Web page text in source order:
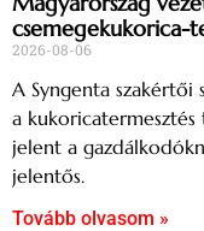
csemegekukorica-
2026-08-06
A Syngenta
a
jelent a
jelentős.
Tovább olvasom »